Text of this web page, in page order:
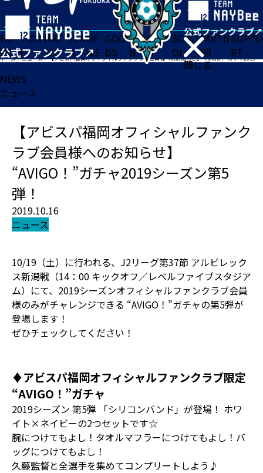
閉じる
HO
ME
TICK
ET
MAT
CH
TEA
M
NE
WS
GOO
DS
FA
N
ACADE
MY
SCHO
OL
PARTN
ER
SUPPO
RT
ホーム>ニュース>【アビスパ福岡オフィシャルファンクラブ会員様へのお知らせ】 “AVIGO！”ガチャ2019シーズン第5弾！
NEWS
ニュース
【アビスパ福岡オフィシャルファンク
ラブ会員様へのお知らせ】
“AVIGO！”ガチャ2019シーズン第5
弾！
2019.10.16
ニュース
10/19（土）に行われる、J2リーグ第37節 アルビレック
ス新潟戦（14：00 キックオフ／レベルファイブスタジア
ム）にて、2019シーズンオフィシャルファンクラブ会員
様のみがチャレンジできる “AVIGO！”ガチャの第5弾が
登場します！
ぜひチェックしてください！
♦アビスパ福岡オフィシャルファンクラブ限定
“AVIGO！”ガチャ
2019シーズン 第5弾 「シリコンバンド」が登場！ ホワ
イト×ネイビーの2つセットです☆
腕につけてもよし！タオルマフラーにつけてもよし！バ
ッグにつけてもよし！
久藤監督と全選手を集めてコンプリートしよう♪